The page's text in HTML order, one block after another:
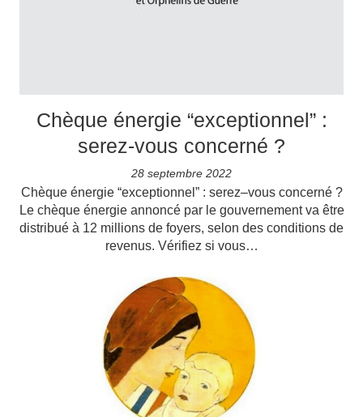
Chèque énergie “exceptionnel” :
serez-vous concerné ?
28 septembre 2022
Chèque énergie “exceptionnel” : serez–vous concerné ?
Le chèque énergie annoncé par le gouvernement va être
distribué à 12 millions de foyers, selon des conditions de
revenus. Vérifiez si vous…